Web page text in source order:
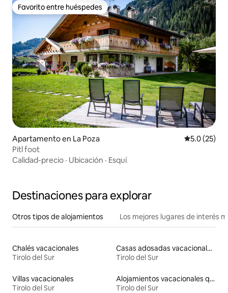
Favorito entre huéspedes
Favorito entre huéspedes
Apartamento en La Poza Calificación
5.0 (25)
Pitl foot
Calidad-precio · Ubicación · Esquí
Destinaciones para explorar
Otros tipos de alojamientos Los mejores lugares de interés
Chalés vacacionales
Tirolo del Sur
Casas adosadas vacacionales
Tirolo del Sur
Villas vacacionales
Tirolo del Sur
Alojamientos vacacionales que admiten mascotas
Tirolo del Sur